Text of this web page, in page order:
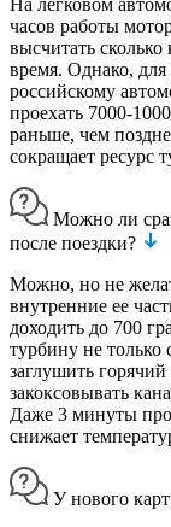
На легковом
часов работы
высчитать сколько
время. Однако,
российскому
проехать 7000-
раньше, чем
сокращает ресурс
Можно ли
после поездки?
Можно, но не
внутренние ее
доходить до 700
турбину не только
заглушить
закоксовывать
Даже 3 минуты
снижает
У нового